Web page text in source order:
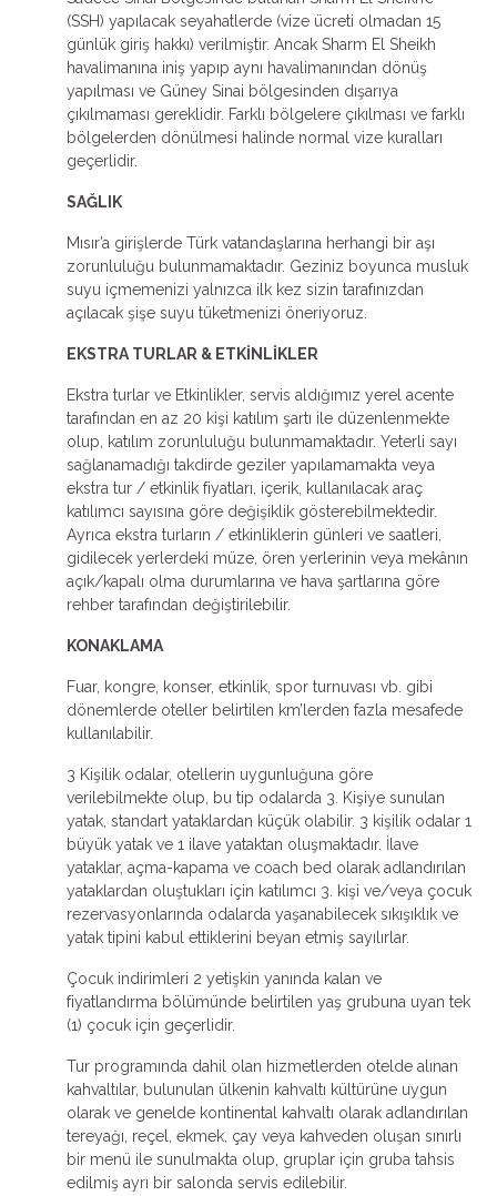
(SSH) yapılacak seyahatlerde (vize ücreti olmadan 15
günlük giriş hakkı) verilmiştir. Ancak Sharm El Sheikh
havalimanına iniş yapıp aynı havalimanından dönüş
yapılması ve Güney Sinai bölgesinden dışarıya
çıkılmaması gereklidir. Farklı bölgelere çıkılması ve farklı
bölgelerden dönülmesi halinde normal vize kuralları
geçerlidir.
SAĞLIK
Mısır’a girişlerde Türk vatandaşlarına herhangi bir aşı
zorunluluğu bulunmamaktadır. Geziniz boyunca musluk
suyu içmemenizi yalnızca ilk kez sizin tarafınızdan
açılacak şişe suyu tüketmenizi öneriyoruz.
EKSTRA TURLAR & ETKİNLİKLER
Ekstra turlar ve Etkinlikler, servis aldığımız yerel acente
tarafından en az 20 kişi katılım şartı ile düzenlenmekte
olup, katılım zorunluluğu bulunmamaktadır. Yeterli sayı
sağlanamadığı takdirde geziler yapılamamakta veya
ekstra tur / etkinlik fiyatları, içerik, kullanılacak araç
katılımcı sayısına göre değişiklik gösterebilmektedir.
Ayrıca ekstra turların / etkinliklerin günleri ve saatleri,
gidilecek yerlerdeki müze, ören yerlerinin veya mekânın
açık/kapalı olma durumlarına ve hava şartlarına göre
rehber tarafından değiştirilebilir.
KONAKLAMA
Fuar, kongre, konser, etkinlik, spor turnuvası vb. gibi
dönemlerde oteller belirtilen km’lerden fazla mesafede
kullanılabilir.
3 Kişilik odalar, otellerin uygunluğuna göre
verilebilmekte olup, bu tip odalarda 3. Kişiye sunulan
yatak, standart yataklardan küçük olabilir. 3 kişilik odalar 1
büyük yatak ve 1 ilave yataktan oluşmaktadır. İlave
yataklar, açma-kapama ve coach bed olarak adlandırılan
yataklardan oluştukları için katılımcı 3. kişi ve/veya çocuk
rezervasyonlarında odalarda yaşanabilecek sıkışıklık ve
yatak tipini kabul ettiklerini beyan etmiş sayılırlar.
Çocuk indirimleri 2 yetişkin yanında kalan ve
fiyatlandırma bölümünde belirtilen yaş grubuna uyan tek
(1) çocuk için geçerlidir.
Tur programında dahil olan hizmetlerden otelde alınan
kahvaltılar, bulunulan ülkenin kahvaltı kültürüne uygun
olarak ve genelde kontinental kahvaltı olarak adlandırılan
tereyağı, reçel, ekmek, çay veya kahveden oluşan sınırlı
bir menü ile sunulmakta olup, gruplar için gruba tahsis
edilmiş ayrı bir salonda servis edilebilir.